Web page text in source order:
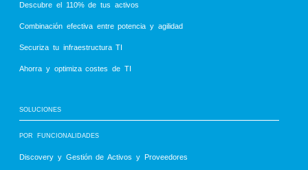
Descubre el 110% de tus activos
Combinación efectiva entre potencia y agilidad
Securiza tu infraestructura TI
Ahorra y optimiza costes de TI
SOLUCIONES
POR FUNCIONALIDADES
Discovery y Gestión de Activos y Proveedores